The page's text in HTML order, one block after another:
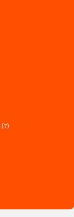
(7)